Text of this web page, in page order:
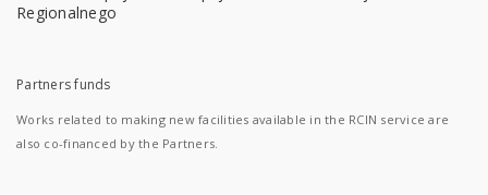
Partners funds
Works related to making new facilities available in the RCIN service are
also co-financed by the Partners.